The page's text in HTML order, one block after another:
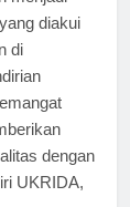
menjadi
diakui
di
dengan
UKRIDA,